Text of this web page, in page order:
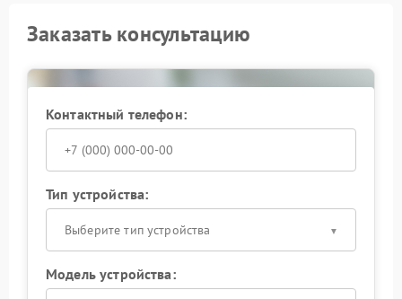
Заказать консультацию
Контактный телефон:
Тип устройства:
Выберите тип устройства
Модель устройства: